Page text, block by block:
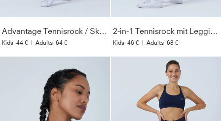
Advantage Tennisrock / Skort mit Ballhalter, weiß
Kids 44 € | Adults 64 €
2-in-1 Tennisrock mit Leggings / Skapri, navy blau
Kids 46 € | Adults 68 €